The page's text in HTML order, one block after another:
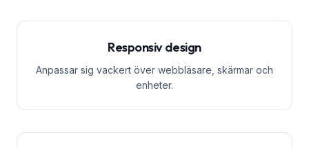
Responsiv design
Anpassar sig vackert över webbläsare, skärmar och
enheter.